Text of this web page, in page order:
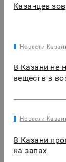
Казанцев
Новости
В Казани не
веществ в
Новости
В Казани
на запах